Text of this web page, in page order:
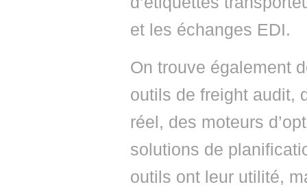
et les échanges EDI.
On trouve également
outils de freight audit,
réel, des moteurs
solutions de
outils ont leur utilité,